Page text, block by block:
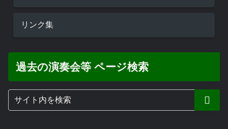
リンク集
過去の演奏会等 ページ検索